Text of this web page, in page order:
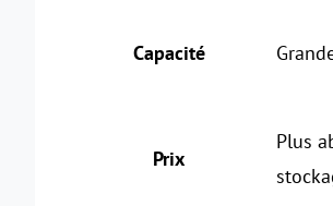
Capacité
Prix
Plus